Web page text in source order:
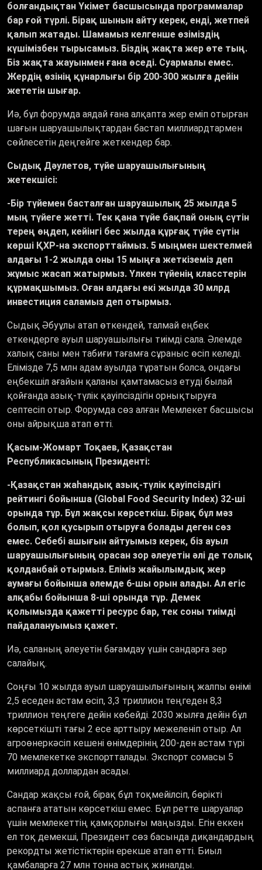
болғандықтан Үкімет басшысында программалар
бар ғой түрлі. Бірақ шынын айту керек, енді, жетпей
қалып жатады. Шамамыз келгенше өзіміздің
күшімізбен тырысамыз. Біздің жақта жер өте тың.
Біз жақта жауынмен ғана өседі. Суармалы емес.
Жердің өзінің құнарлығы бір 200-300 жылға дейін
жететін шығар.
Иә, бұл форумда аядай ғана алқапта жер еміп отырған
шағын шаруашылықтардан бастап миллиардтармен
сөйлесетін деңгейге жеткендер бар.
Сыдық Дәулетов, түйе шаруашылығының
жетекшісі:
-Бір түйемен басталған шаруашылық 25 жылда 5
мың түйеге жетті. Тек қана түйе бақпай оның сүтін
терең өңдеп, кейінгі бес жылда құрғақ түйе сүтін
көрші ҚХР-на экспорттаймыз. 5 мыңмен шектелмей
алдағы 1-2 жылда оны 15 мыңға жеткіземіз деп
жұмыс жасап жатырмыз. Үлкен түйенің класстерін
құрмақшымыз. Оған алдағы екі жылда 30 млрд
инвестиция саламыз деп отырмыз.
Сыдық Әбуұлы атап өткендей, талмай еңбек
еткендерге ауыл шаруашылығы тиімді сала. Әлемде
халық саны мен табиғи тағамға сұраныс өсіп келеді.
Елімізде 7,5 млн адам ауылда тұратын болса, ондағы
еңбекшіл ағайын қаланы қамтамасыз етуді былай
қойғанда азық-түлік қауіпсіздігін орнықтыруға
септесіп отыр. Форумда сөз алған Мемлекет басшысы
оны айрықша атап өтті.
Қасым-Жомарт Тоқаев, Қазақстан
Республикасының Президенті:
-Қазақстан жаһандық азық-түлік қауіпсіздігі
рейтингі бойынша (Global Food Security Index) 32-ші
орында тұр. Бұл жақсы көрсеткіш. Бірақ бұл мәз
болып, қол қусырып отыруға болады деген сөз
емес. Себебі ашығын айтуымыз керек, біз ауыл
шаруашылығының орасан зор әлеуетін әлі де толық
қолданбай отырмыз. Еліміз жайылымдық жер
аумағы бойынша әлемде 6-шы орын алады. Ал егіс
алқабы бойынша 8-ші орында тұр. Демек
қолымызда қажетті ресурс бар, тек соны тиімді
пайдалануымыз қажет.
Иә, саланың әлеуетін бағамдау үшін сандарға зер
салайық.
Соңғы 10 жылда ауыл шаруашылығының жалпы өнімі
2,5 еседен астам өсіп, 3,3 триллион теңгеден 8,3
триллион теңгеге дейін көбейді. 2030 жылға дейін бұл
көрсеткішті тағы 2 есе арттыру межеленіп отыр. Ал
агроөнеркәсіп кешені өнімдерінің 200-ден астам түрі
70 мемлекетке экспортталады. Экспорт сомасы 5
миллиард доллардан асады.
Сандар жақсы ғой, бірақ бұл тоқмейілсіп, бөрікті
аспанға ататын көрсеткіш емес. Бұл ретте шаруалар
үшін мемлекеттің қамқорлығы маңызды. Егін еккен
ел тоқ демекші, Президент сөз басында диқандардың
рекордты жетістіктерін ерекше атап өтті. Биыл
қамбаларға 27 млн тонна астық жиналды.